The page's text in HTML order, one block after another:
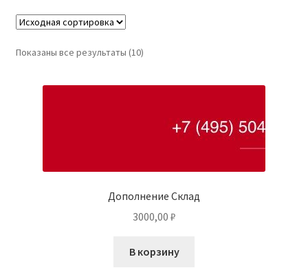
Мой аккаунт
Оформление заказа
Показаны все результаты (10)
Дополнение Cклад
3000,00 ₽
В корзину